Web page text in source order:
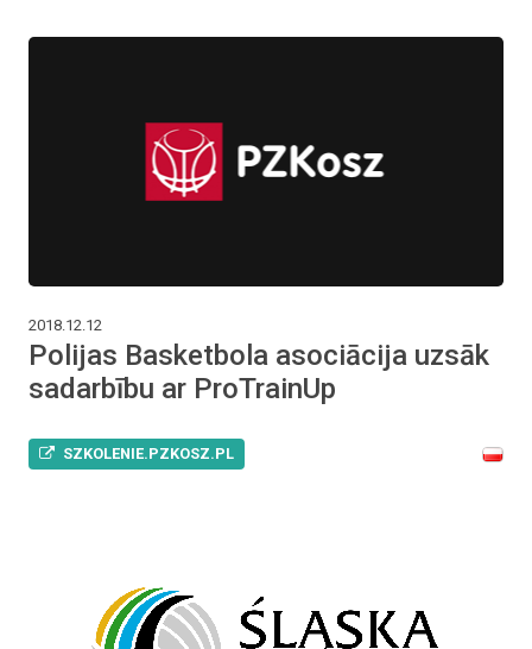
2018.12.12
Polijas Basketbola asociācija uzsāk
sadarbību ar ProTrainUp
SZKOLENIE.PZKOSZ.PL